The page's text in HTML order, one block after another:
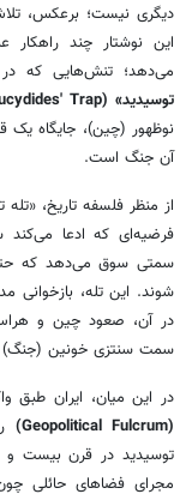
دیگری نیست؛ برعکس،
این نوشتار چند
می‌دهد؛ تنش‌هایی که
توسیدید» (Thucydides' Trap)
نوظهور (چین)، جایگاه یک
آن جنگ است.
از منظر فلسفه تاریخ،
فرضیه‌ای که ادعا می‌کند
سمتی سوق می‌دهد که
شوند. این تله، بازخوانی
در آن، صعود چین و هراس
سمت سنتزی خونین (جنگ)
در این میان، ایران طبق
(Geopolitical Fulcrum)
توسیدید در قرن بیست و
مجرای فضاهای حائلی